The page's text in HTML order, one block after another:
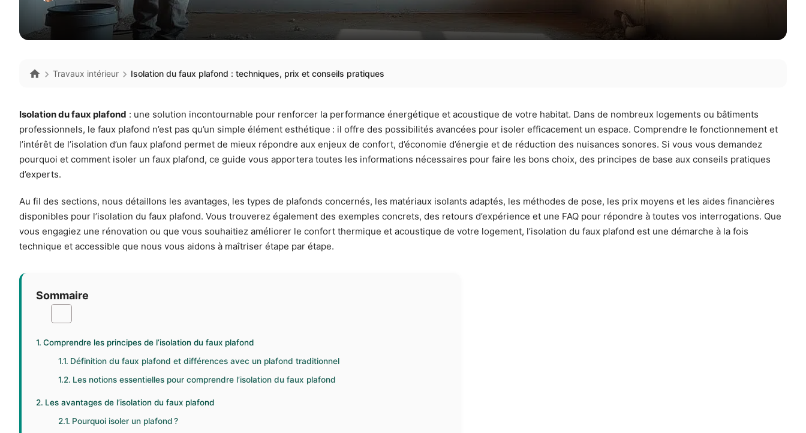
Travaux intérieur Isolation du faux plafond : techniques, prix et conseils pratiques
Isolation du faux plafond : une solution incontournable pour renforcer la performance énergétique et acoustique de votre habitat. Dans de nombreux logements ou bâtiments
professionnels, le faux plafond n’est pas qu’un simple élément esthétique : il offre des possibilités avancées pour isoler efficacement un espace. Comprendre le fonctionnement et
l’intérêt de l’isolation d’un faux plafond permet de mieux répondre aux enjeux de confort, d’économie d’énergie et de réduction des nuisances sonores. Si vous vous demandez
pourquoi et comment isoler un faux plafond, ce guide vous apportera toutes les informations nécessaires pour faire les bons choix, des principes de base aux conseils pratiques
d’experts.
Au fil des sections, nous détaillons les avantages, les types de plafonds concernés, les matériaux isolants adaptés, les méthodes de pose, les prix moyens et les aides financières
disponibles pour l’isolation du faux plafond. Vous trouverez également des exemples concrets, des retours d’expérience et une FAQ pour répondre à toutes vos interrogations. Que
vous engagiez une rénovation ou que vous souhaitiez améliorer le confort thermique et acoustique de votre logement, l’isolation du faux plafond est une démarche à la fois
technique et accessible que nous vous aidons à maîtriser étape par étape.
Sommaire
Comprendre les principes de l’isolation du faux plafond
Définition du faux plafond et différences avec un plafond traditionnel
Les notions essentielles pour comprendre l’isolation du faux plafond
Les avantages de l’isolation du faux plafond
Pourquoi isoler un plafond ?